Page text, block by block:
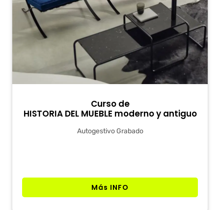
Curso de
HISTORIA DEL MUEBLE moderno y antiguo
Autogestivo Grabado
Más INFO